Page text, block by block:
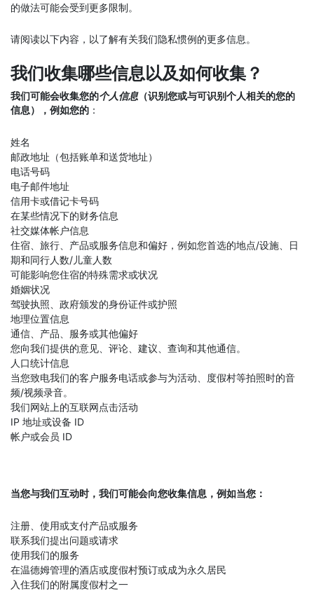
的做法可能会受到更多限制。
请阅读以下内容，以了解有关我们隐私惯例的更多信息。
我们收集哪些信息以及如何收集？
我们可能会收集您的个人信息（识别您或与可识别个人相关的您的
信息），例如您的 ：
姓名
邮政地址（包括账单和送货地址）
电话号码
电子邮件地址
信用卡或借记卡号码
在某些情况下的财务信息
社交媒体帐户信息
住宿、旅行、产品或服务信息和偏好，例如您首选的地点/设施、日
期和同行人数/儿童人数
可能影响您住宿的特殊需求或状况
婚姻状况
驾驶执照、政府颁发的身份证件或护照
地理位置信息
通信、产品、服务或其他偏好
您向我们提供的意见、评论、建议、查询和其他通信。
人口统计信息
当您致电我们的客户服务电话或参与为活动、度假村等拍照时的音
频/视频录音。
我们网站上的互联网点击活动
IP 地址或设备 ID
帐户或会员 ID
当您与我们互动时，我们可能会向您收集信息，例如当您：
注册、使用或支付产品或服务
联系我们提出问题或请求
使用我们的服务
在温德姆管理的酒店或度假村预订或成为永久居民
入住我们的附属度假村之一